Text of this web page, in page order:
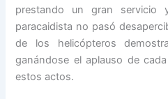
prestando un gran
paracaidista no pasó
de los helicópteros
ganándose el aplauso de
estos actos.